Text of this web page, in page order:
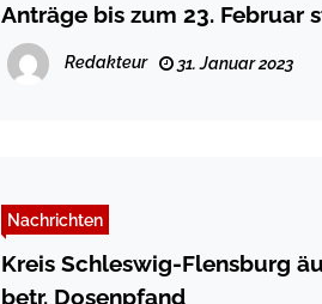
Anträge bis zum 23. Februar
Redakteur 31. Januar 2023
Nachrichten
Kreis Schleswig-Flensburg
betr. Dosenpfand